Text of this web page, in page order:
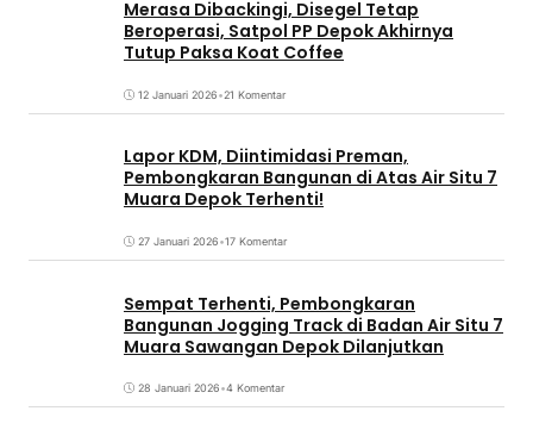
Merasa Dibackingi, Disegel Tetap
Beroperasi, Satpol PP Depok Akhirnya
Tutup Paksa Koat Coffee
12 Januari 2026•21 Komentar
Lapor KDM, Diintimidasi Preman,
Pembongkaran Bangunan di Atas Air Situ 7
Muara Depok Terhenti!
27 Januari 2026•17 Komentar
Sempat Terhenti, Pembongkaran
Bangunan Jogging Track di Badan Air Situ 7
Muara Sawangan Depok Dilanjutkan
28 Januari 2026•4 Komentar